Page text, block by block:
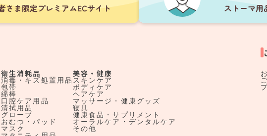
衛生消耗品
消毒・キズ処置用品
包帯
綿棒
口腔ケア用品
清拭用品
グローブ
おむつ・パッド
マスク
美容・健康
スキンケア
ボディケア
ヘアケア
マッサージ・健康グッズ
寝具
健康食品・サプリメント
オーラルケア・デンタルケア
その他